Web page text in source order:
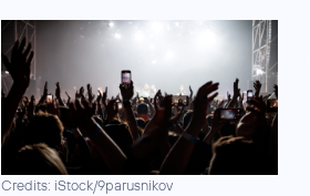
Credits: iStock/9parusnikov